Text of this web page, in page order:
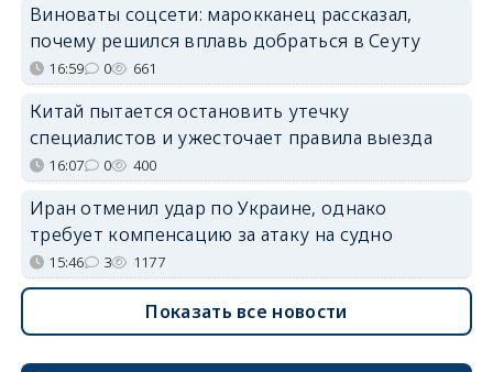
Виноваты соцсети: марокканец рассказал,
почему решился вплавь добраться в Сеуту
16:59 0 661
Китай пытается остановить утечку
специалистов и ужесточает правила выезда
16:07 0 400
Иран отменил удар по Украине, однако
требует компенсацию за атаку на судно
15:46 3 1177
Показать все новости